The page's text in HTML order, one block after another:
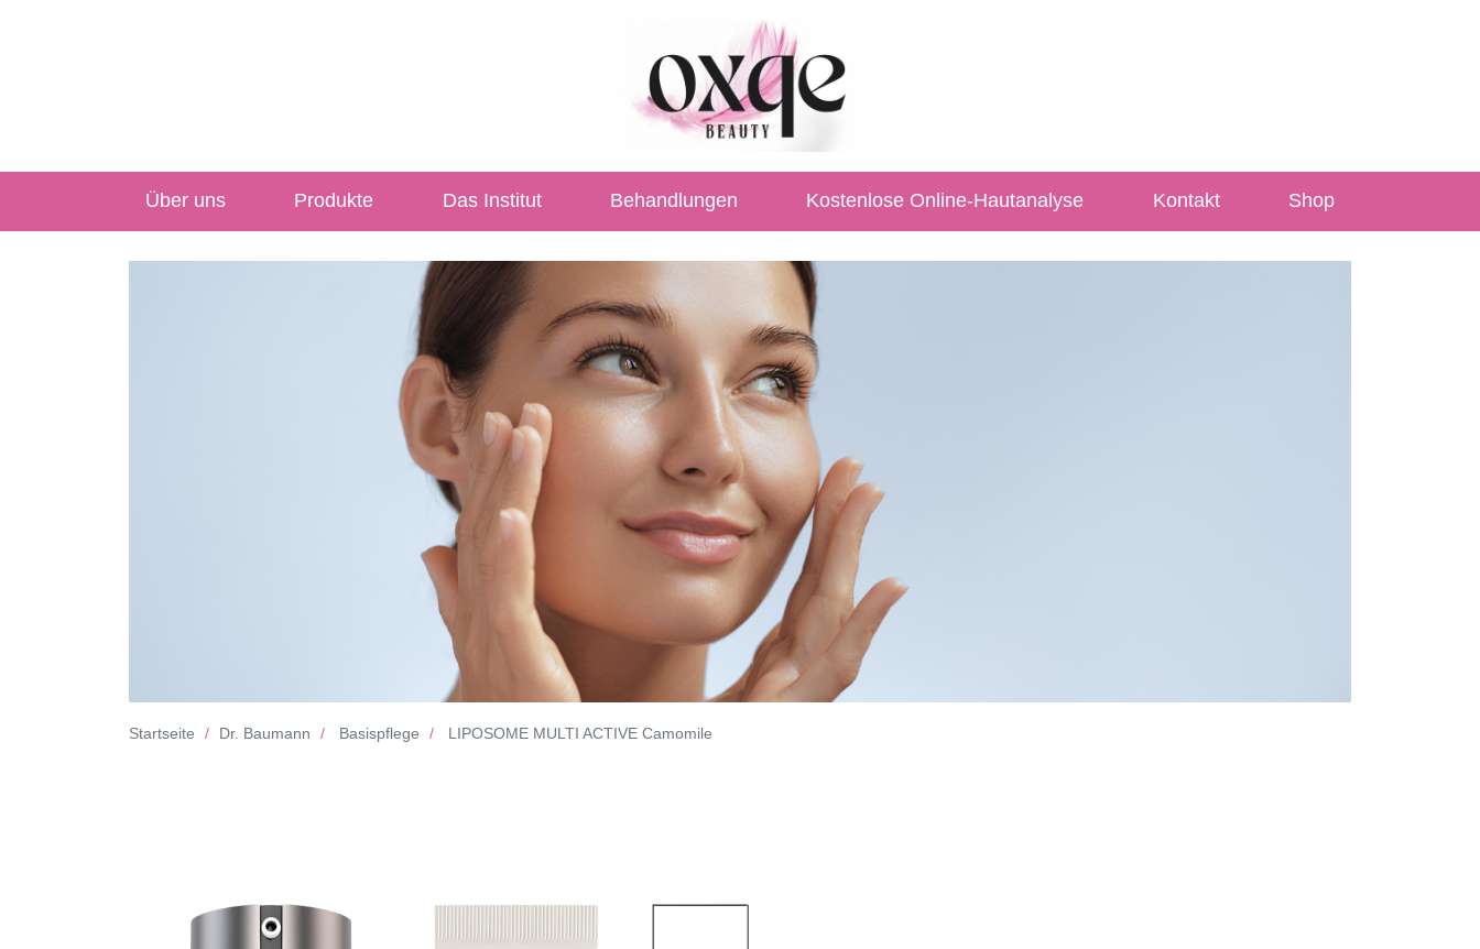
Über uns Produkte Das Institut Behandlungen Kostenlose Online-Hautanalyse Kontakt Shop
Startseite Dr. Baumann Basispflege LIPOSOME MULTI ACTIVE Camomile